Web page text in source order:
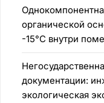
органической
-15°C внутри
документации:
экологическая